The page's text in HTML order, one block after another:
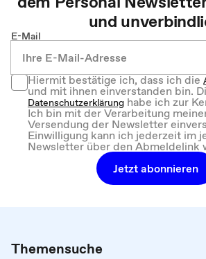
und
E-Mail
Hiermit bestätige ich, dass ich die
und mit ihnen einverstanden bin.
Datenschutzerklärung habe ich zur
Ich bin mit der Verarbeitung
Versendung der Newsletter
Einwilligung kann ich jederzeit im
Newsletter über den Abmeldelink
Jetzt abonnieren
Themensuche